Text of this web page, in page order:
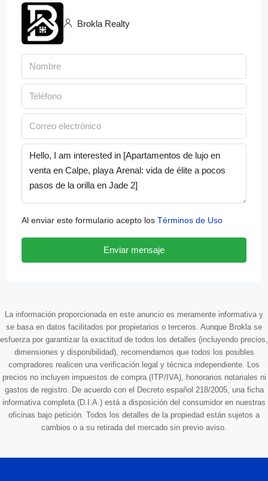
Brokla Realty
Al enviar este formulario acepto los Términos de Uso
Enviar mensaje
La información proporcionada en este anuncio es meramente informativa y
se basa en datos facilitados por propietarios o terceros. Aunque Brokla se
esfuerza por garantizar la exactitud de todos los detalles (incluyendo precios,
dimensiones y disponibilidad), recomendamos que todos los posibles
compradores realicen una verificación legal y técnica independiente. Los
precios no incluyen impuestos de compra (ITP/IVA), honorarios notariales ni
gastos de registro. De acuerdo con el Decreto español 218/2005, una ficha
informativa completa (D.I.A.) está a disposición del consumidor en nuestras
oficinas bajo petición. Todos los detalles de la propiedad están sujetos a
cambios o a su retirada del mercado sin previo aviso.